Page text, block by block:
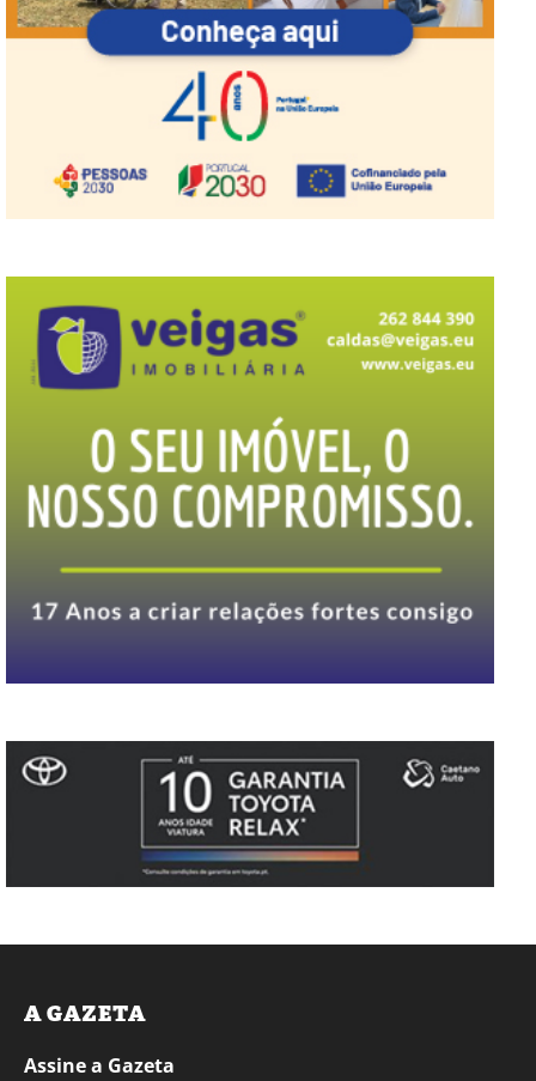
A GAZETA
Assine a Gazeta